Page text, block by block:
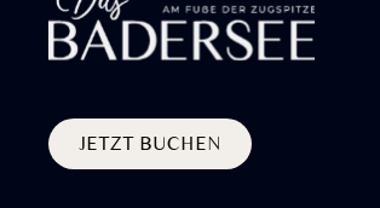
JETZT BUCHEN